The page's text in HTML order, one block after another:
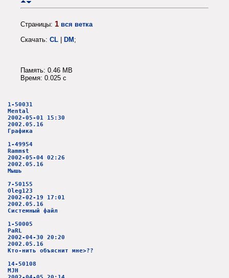
Страницы: 1 вся ветка
Скачать: CL | DM;
Память: 0.46 MB
Время: 0.025 c
1-50031
Mental
2002-05-01 15:30
2002.05.16
Графика
1-49954
Rammst
2002-05-04 02:26
2002.05.16
Мышь
7-50155
Oleg123
2002-02-19 17:01
2002.05.16
Системный файл
1-50005
PaRL
2002-04-30 20:20
2002.05.16
Кто-нить объяснит мне>??
14-50108
MJH